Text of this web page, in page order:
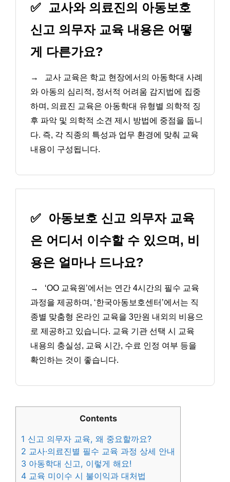
✅ 교사와 의료진의 아동보호
신고 의무자 교육 내용은 어떻
게 다른가요?
→
교사 교육은 학교 현장에서의 아동학대 사례
와 아동의 심리적, 정서적 어려움 감지법에 집중
하며, 의료진 교육은 아동학대 유형별 의학적 징
후 파악 및 의학적 소견 제시 방법에 중점을 둡니
다. 즉, 각 직종의 특성과 업무 환경에 맞춰 교육
내용이 구성됩니다.
✅
아동보호 신고 의무자 교육
은 어디서 이수할 수 있으며, 비
용은 얼마나 드나요?
→
‘OO 교육원’에서는 연간 4시간의 필수 교육
과정을 제공하며, ‘한국아동보호센터’에서는 직
종별 맞춤형 온라인 교육을 3만원 내외의 비용으
로 제공하고 있습니다. 교육 기관 선택 시 교육
내용의 충실성, 교육 시간, 수료 인정 여부 등을
확인하는 것이 좋습니다.
Contents
1 신고 의무자 교육, 왜 중요할까요?
2 교사·의료진별 필수 교육 과정 상세 안내
3 아동학대 신고, 이렇게 해요!
4 교육 미이수 시 불이익과 대처법